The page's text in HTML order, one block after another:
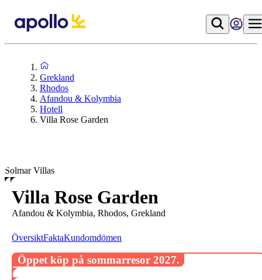
Grekland
Rhodos
Afandou & Kolymbia
Hotell
Villa Rose Garden
Solmar Villas
Villa Rose Garden
Afandou & Kolymbia, Rhodos, Grekland
ÖversiktFaktaKundomdömen
Öppet köp på sommarresor 2027.